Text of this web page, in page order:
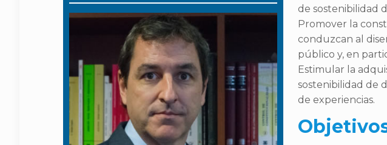
de sostenibilidad
Promover la
conduzcan al
público y, en
Estimular la
sostenibilidad de
de experiencias.